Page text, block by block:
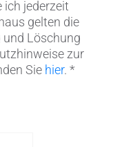
ich jederzeit
gelten die
und Löschung
zur
Sie hier. *